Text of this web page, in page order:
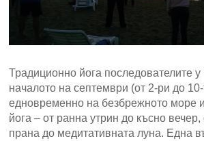
Традиционно йога последователите
началото на септември (от 2-ри до
едновременно на безбрежното море
йога – от ранна утрин до късно
прана до медитативната луна. Една